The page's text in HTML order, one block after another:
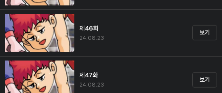
제46화
24.08.23
보기
제47화
24.08.23
보기